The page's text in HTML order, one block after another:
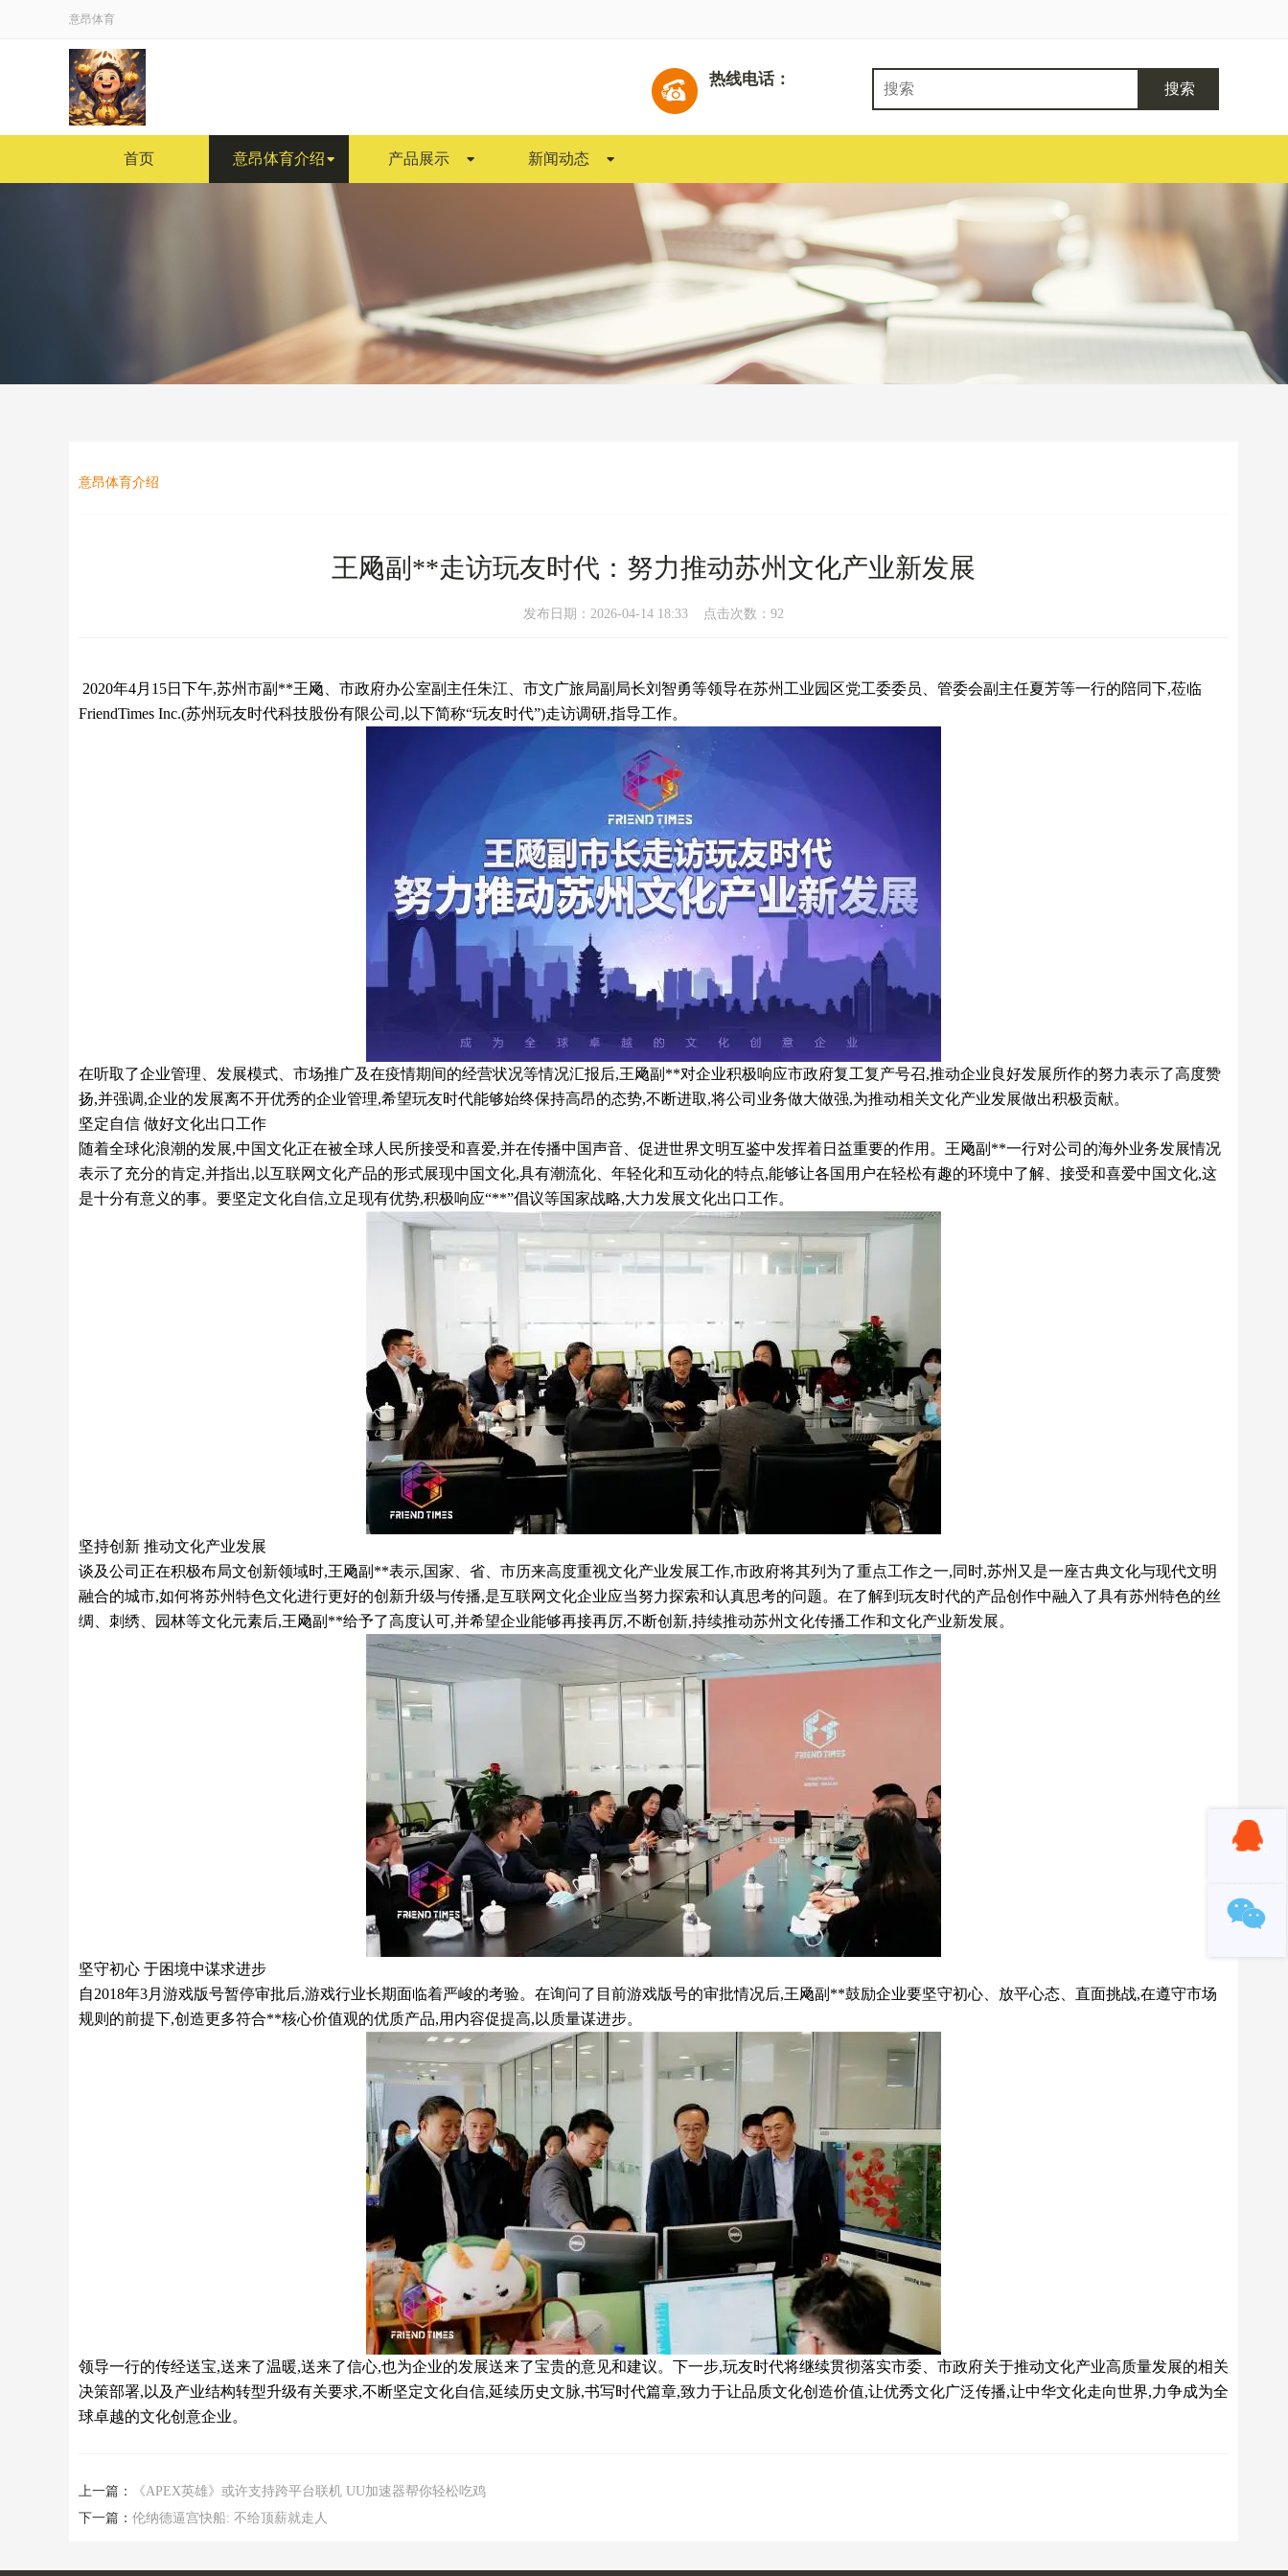
意昂体育
热线电话：
首页 意昂体育介绍 产品展示 新闻动态
意昂体育介绍
王飏副**走访玩友时代：努力推动苏州文化产业新发展
发布日期：2026-04-14 18:33 点击次数：92
2020年4月15日下午,苏州市副**王飏、市政府办公室副主任朱江、市文广旅局副局长刘智勇等领导在苏州工业园区党工委委员、管委会副主任夏芳等一行的陪同下,莅临
FriendTimes Inc.(苏州玩友时代科技股份有限公司,以下简称“玩友时代”)走访调研,指导工作。
在听取了企业管理、发展模式、市场推广及在疫情期间的经营状况等情况汇报后,王飏副**对企业积极响应市政府复工复产号召,推动企业良好发展所作的努力表示了高度赞
扬,并强调,企业的发展离不开优秀的企业管理,希望玩友时代能够始终保持高昂的态势,不断进取,将公司业务做大做强,为推动相关文化产业发展做出积极贡献。
坚定自信 做好文化出口工作
随着全球化浪潮的发展,中国文化正在被全球人民所接受和喜爱,并在传播中国声音、促进世界文明互鉴中发挥着日益重要的作用。王飏副**一行对公司的海外业务发展情况
表示了充分的肯定,并指出,以互联网文化产品的形式展现中国文化,具有潮流化、年轻化和互动化的特点,能够让各国用户在轻松有趣的环境中了解、接受和喜爱中国文化,这
是十分有意义的事。要坚定文化自信,立足现有优势,积极响应“**”倡议等国家战略,大力发展文化出口工作。
坚持创新 推动文化产业发展
谈及公司正在积极布局文创新领域时,王飏副**表示,国家、省、市历来高度重视文化产业发展工作,市政府将其列为了重点工作之一,同时,苏州又是一座古典文化与现代文明
融合的城市,如何将苏州特色文化进行更好的创新升级与传播,是互联网文化企业应当努力探索和认真思考的问题。在了解到玩友时代的产品创作中融入了具有苏州特色的丝
绸、刺绣、园林等文化元素后,王飏副**给予了高度认可,并希望企业能够再接再厉,不断创新,持续推动苏州文化传播工作和文化产业新发展。
坚守初心 于困境中谋求进步
自2018年3月游戏版号暂停审批后,游戏行业长期面临着严峻的考验。在询问了目前游戏版号的审批情况后,王飏副**鼓励企业要坚守初心、放平心态、直面挑战,在遵守市场
规则的前提下,创造更多符合**核心价值观的优质产品,用内容促提高,以质量谋进步。
领导一行的传经送宝,送来了温暖,送来了信心,也为企业的发展送来了宝贵的意见和建议。下一步,玩友时代将继续贯彻落实市委、市政府关于推动文化产业高质量发展的相关
决策部署,以及产业结构转型升级有关要求,不断坚定文化自信,延续历史文脉,书写时代篇章,致力于让品质文化创造价值,让优秀文化广泛传播,让中华文化走向世界,力争成为全
球卓越的文化创意企业。
上一篇：
《APEX英雄》或许支持跨平台联机 UU加速器帮你轻松吃鸡
下一篇： 伦纳德逼宫快船: 不给顶薪就走人